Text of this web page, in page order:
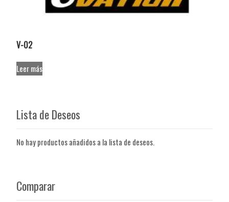
V-02
Leer más
Lista de Deseos
No hay productos añadidos a la lista de deseos.
Comparar